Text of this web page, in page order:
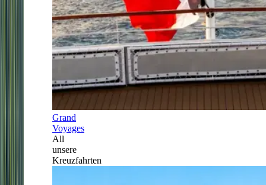
Grand
Voyages
All
unsere
Kreuzfahrten